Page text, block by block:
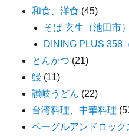
和食、洋食 (45)
そば 玄生（池田市）
DINING PLUS 358
とんかつ (21)
鰻 (11)
讃岐うどん (22)
台湾料理、中華料理
ベーグルアンドロック